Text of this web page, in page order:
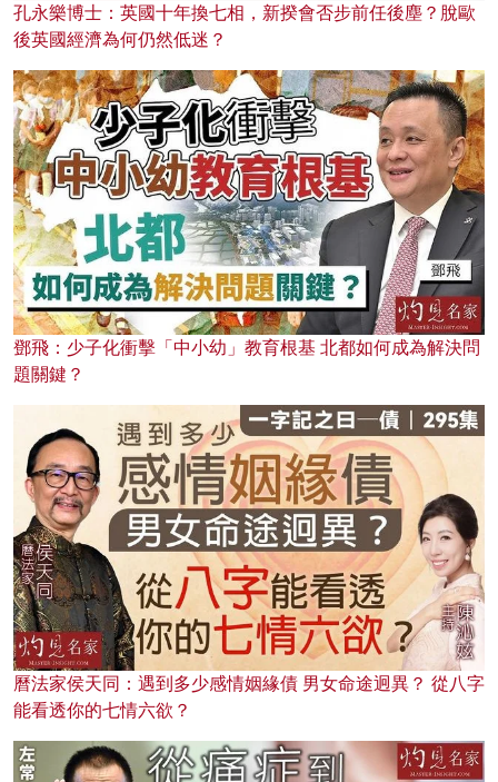
孔永樂博士：英國十年換七相，新揆會否步前任後塵？脫歐
後英國經濟為何仍然低迷？
鄧飛：少子化衝擊「中小幼」教育根基 北都如何成為解決問
題關鍵？
曆法家侯天同：遇到多少感情姻緣債 男女命途迥異？ 從八字
能看透你的七情六欲？